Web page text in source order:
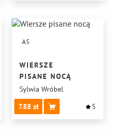
A5
WIERSZE
PISANE NOCĄ
Sylwia Wróbel
7.88
5